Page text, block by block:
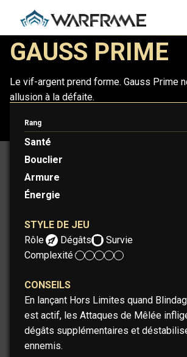
GAUSS PRIME
Le vif-argent prend forme. Gauss Prime
allusion à la défaite.
Rang
Santé
Bouclier
Armure
Énergie
STYLE DE JEU
Rôle :
Dégâts
Survie
Complexité :
CONSEILS
En lançant Hors Limites quand
est actif, les Attaques de Mêlée
dégâts supplémentaires et
ennemis.